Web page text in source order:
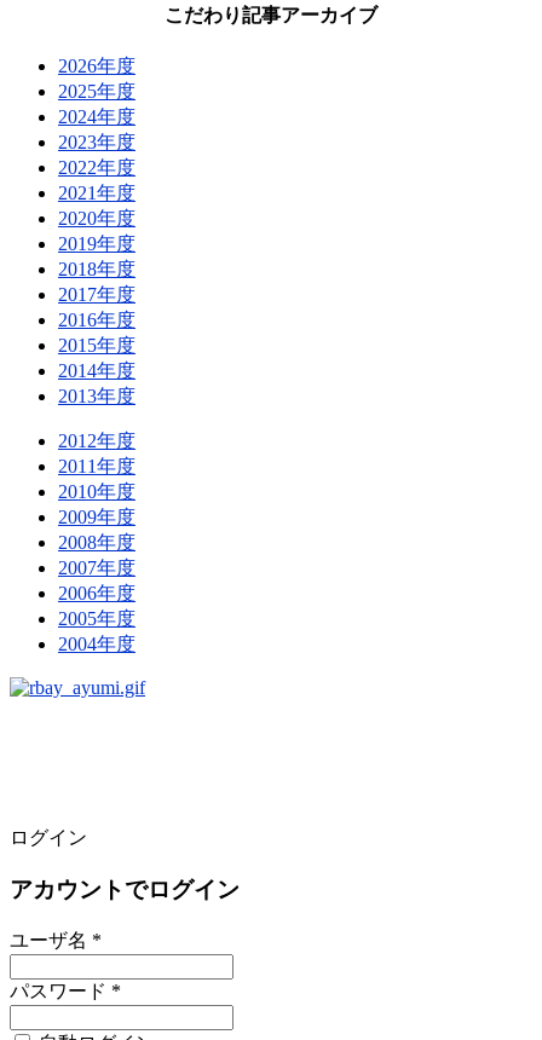
こだわり記事アーカイブ
2026年度
2025年度
2024年度
2023年度
2022年度
2021年度
2020年度
2019年度
2018年度
2017年度
2016年度
2015年度
2014年度
2013年度
2012年度
2011年度
2010年度
2009年度
2008年度
2007年度
2006年度
2005年度
2004年度
ログイン
アカウントでログイン
ユーザ名 *
パスワード *